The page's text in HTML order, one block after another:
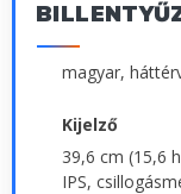
magyar,
Kijelző
39,6 cm (15,6
IPS,